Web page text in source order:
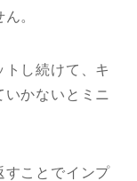
。
し続けて、キ
かないとミニ
すことでインプ